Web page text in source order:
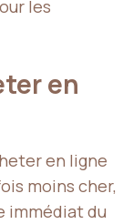
les
en
en ligne
moins cher,
immédiat du